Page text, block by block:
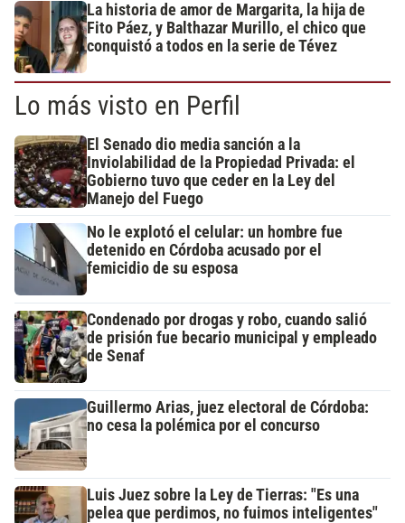
La historia de amor de Margarita, la hija de
Fito Páez, y Balthazar Murillo, el chico que
conquistó a todos en la serie de Tévez
Lo más visto en Perfil
El Senado dio media sanción a la
Inviolabilidad de la Propiedad Privada: el
Gobierno tuvo que ceder en la Ley del
Manejo del Fuego
No le explotó el celular: un hombre fue
detenido en Córdoba acusado por el
femicidio de su esposa
Condenado por drogas y robo, cuando salió
de prisión fue becario municipal y empleado
de Senaf
Guillermo Arias, juez electoral de Córdoba:
no cesa la polémica por el concurso
Luis Juez sobre la Ley de Tierras: "Es una
pelea que perdimos, no fuimos inteligentes"